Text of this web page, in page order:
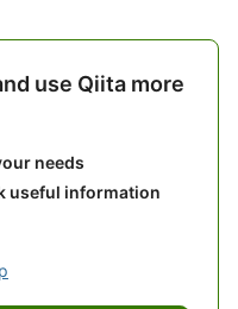
use Qiita more
needs
useful information